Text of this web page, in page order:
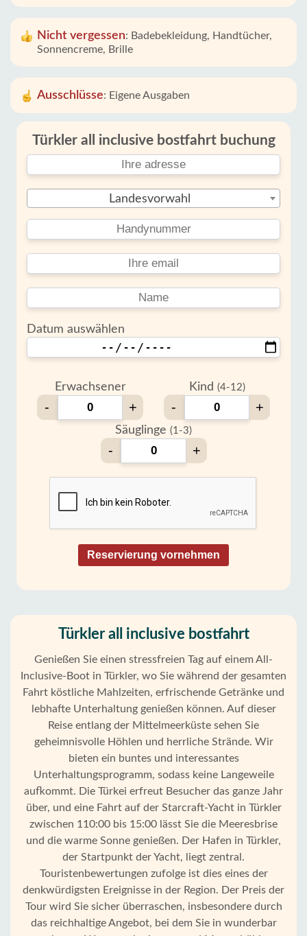
Startseite
Nicht vergessen: Badebekleidung, Handtücher,
Sonnencreme, Brille
Ausschlüsse: Eigene Ausgaben
Türkler all inclusive bostfahrt buchung
Landesvorwahl
Datum auswählen
Erwachsener
- +
Kind (4-12)
- +
Säuglinge (1-3)
- +
Reservierung vornehmen
Türkler all inclusive bostfahrt
Genießen Sie einen stressfreien Tag auf einem All-
Inclusive-Boot in Türkler, wo Sie während der gesamten
Fahrt köstliche Mahlzeiten, erfrischende Getränke und
lebhafte Unterhaltung genießen können. Auf dieser
Reise entlang der Mittelmeerküste sehen Sie
geheimnisvolle Höhlen und herrliche Strände. Wir
bieten ein buntes und interessantes
Unterhaltungsprogramm, sodass keine Langeweile
aufkommt. Die Türkei erfreut Besucher das ganze Jahr
über, und eine Fahrt auf der Starcraft-Yacht in Türkler
zwischen 110:00 bis 15:00 lässt Sie die Meeresbrise
und die warme Sonne genießen. Der Hafen in Türkler,
der Startpunkt der Yacht, liegt zentral.
Touristenbewertungen zufolge ist dies eines der
denkwürdigsten Ereignisse in der Region. Der Preis der
Tour wird Sie sicher überraschen, insbesondere durch
das reichhaltige Angebot, bei dem Sie in wunderbar